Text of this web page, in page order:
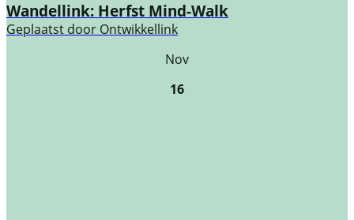
Wandellink: Herfst Mind-Walk
Geplaatst door Ontwikkellink
Nov
16